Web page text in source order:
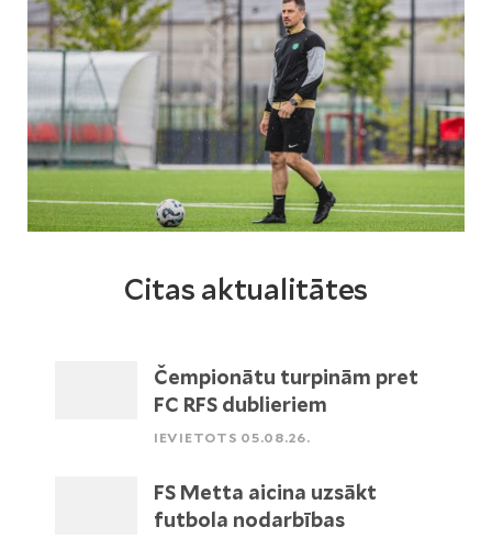
Citas aktualitātes
Čempionātu turpinām pret
FC RFS dublieriem
IEVIETOTS 05.08.26.
FS Metta aicina uzsākt
futbola nodarbības